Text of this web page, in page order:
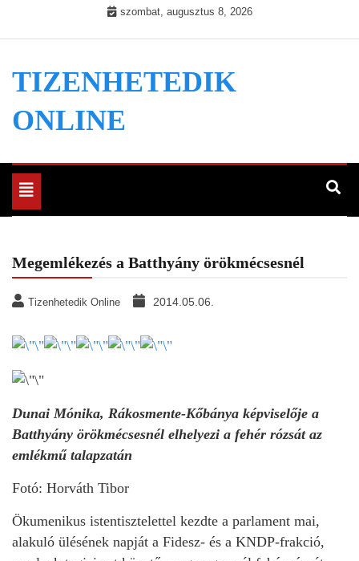
szombat, augusztus 8, 2026
TIZENHETEDIK
ONLINE
Toggle
navigation
Megemlékezés a Batthyány örökmécsesnél
Tizenhetedik Online 2014.05.06.
Dunai Mónika, Rákosmente-Kőbánya képviselője a
Batthyány örökmécsesnél elhelyezi a fehér rózsát az
emlékmű talapzatán
Fotó: Horváth Tibor
Ökumenikus istentisztelettel kezdte a parlament mai,
alakuló ülésének napját a Fidesz- és a KNDP-frakció,